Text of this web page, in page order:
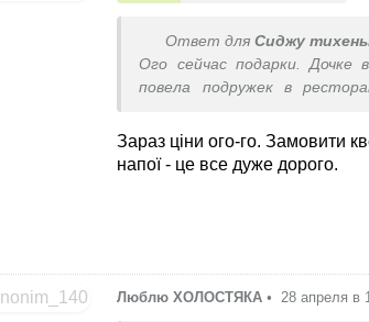
Ответ для Сиджу
Ого сейчас подарки.
повела подружек в
бус и мыла
Зараз ціни ого-го. Замовити
напої - це все дуже дорого.
Люблю ХОЛОСТЯКА • 28 апреля в